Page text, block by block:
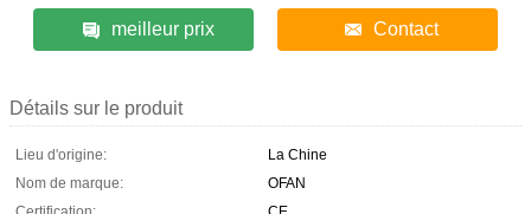
meilleur prix Contact
Détails sur le produit
Lieu d'origine:
La Chine
Nom de marque:
OFAN